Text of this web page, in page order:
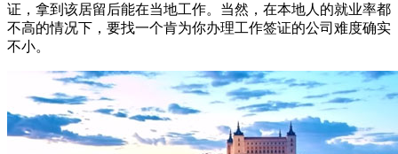
证，拿到该居留后能在当地工作。当然，在本地人的就业率都
不高的情况下，要找一个肯为你办理工作签证的公司难度确实
不小。